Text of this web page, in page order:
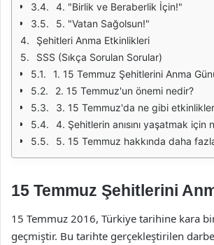
4. "Birlik ve Beraberlik İçin!"
5. "Vatan Sağolsun!"
Şehitleri Anma Etkinlikleri
SSS (Sıkça Sorulan Sorular)
1. 15 Temmuz Şehitlerini Anma Günü
2. 15 Temmuz'un önemi nedir?
3. 15 Temmuz'da ne gibi
4. Şehitlerin anısını yaşatmak için
5. 15 Temmuz hakkında daha fazla bilgi
15 Temmuz Şehitlerini
15 Temmuz 2016, Türkiye tarihine kara
geçmiştir. Bu tarihte gerçekleştirilen